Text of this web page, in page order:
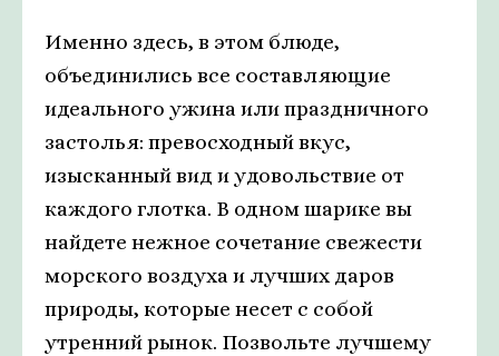
Именно здесь, в этом блюде,
объединились все составляющие
идеального ужина или праздничного
застолья: превосходный вкус,
изысканный вид и удовольствие от
каждого глотка. В одном шарике вы
найдете нежное сочетание свежести
морского воздуха и лучших даров
природы, которые несет с собой
утренний рынок. Позвольте лучшему